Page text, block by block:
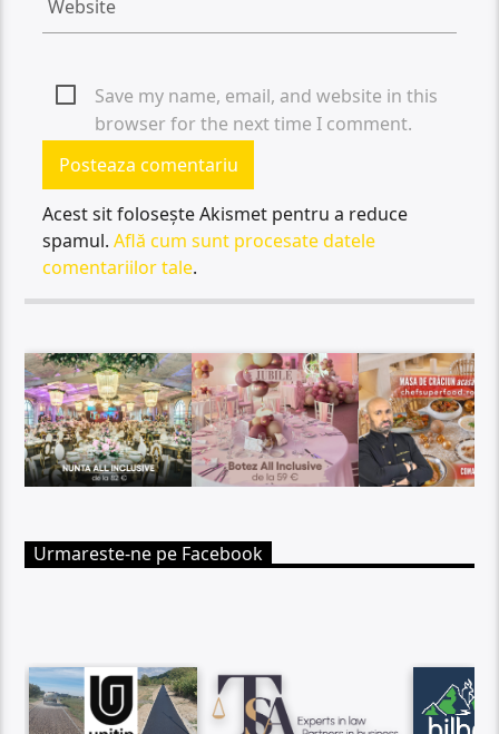
Save my name, email, and website in this
browser for the next time I comment.
Acest sit folosește Akismet pentru a reduce
spamul.Află cum sunt procesate datele
comentariilor tale.
Urmareste-ne pe Facebook